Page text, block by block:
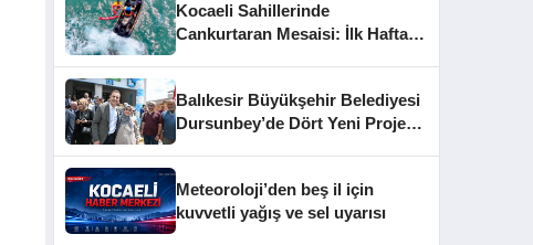
Kocaeli Sahillerinde
Cankurtaran Mesaisi: İlk Haftada
Balıkesir Büyükşehir Belediyesi
Dursunbey’de Dört Yeni Projeyi
Meteoroloji’den beş il için
kuvvetli yağış ve sel uyarısı